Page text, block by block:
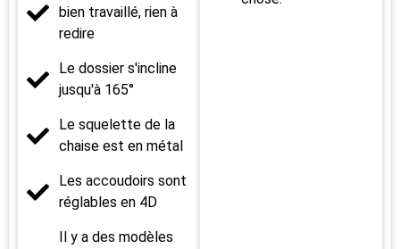
bien travaillé, rien à
redire
Le dossier s'incline
jusqu'à 165°
Le squelette de la
chaise est en métal
Les accoudoirs sont
réglables en 4D
Il y a des modèles